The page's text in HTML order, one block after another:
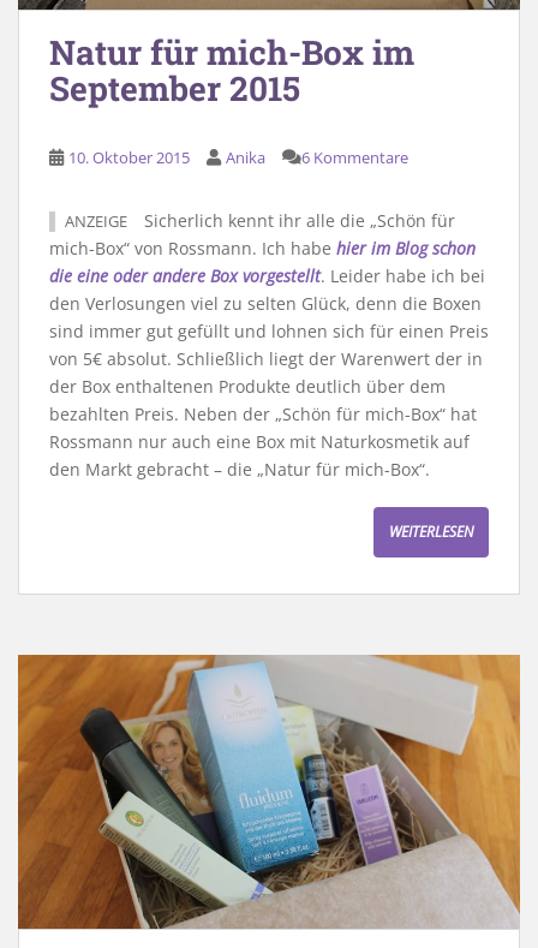
Natur für mich-Box im
September 2015
10. Oktober 2015 Anika 6 Kommentare
ANZEIGE
Sicherlich kennt ihr alle die „Schön für
mich-Box“ von Rossmann. Ich habe hier im Blog schon
die eine oder andere Box vorgestellt. Leider habe ich bei
den Verlosungen viel zu selten Glück, denn die Boxen
sind immer gut gefüllt und lohnen sich für einen Preis
von 5€ absolut. Schließlich liegt der Warenwert der in
der Box enthaltenen Produkte deutlich über dem
bezahlten Preis. Neben der „Schön für mich-Box“ hat
Rossmann nur auch eine Box mit Naturkosmetik auf
den Markt gebracht – die „Natur für mich-Box“.
WEITERLESEN